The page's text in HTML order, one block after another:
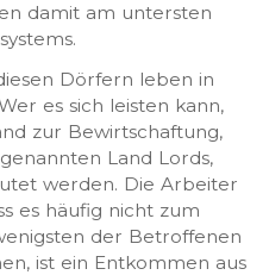
damit am untersten
Dörfern leben in
es sich leisten kann,
zur Bewirtschaftung,
Land Lords,
werden. Die Arbeiter
es häufig nicht zum
der Betroffenen
ist ein Entkommen aus